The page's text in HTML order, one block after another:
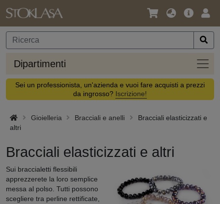
Lingua
Valuta
Offerta
Dipartimenti
Sei un professionista, un'azienda e vuoi fare acquisti a prezzi
da ingrosso? Iscrizione!
Gioielleria Bracciali e anelli
Bracciali elasticizzati e
altri
Bracciali elasticizzati e altri
Sui braccialetti flessibili
apprezzerete la loro semplice
messa al polso. Tutti possono
scegliere tra perline rettificate,